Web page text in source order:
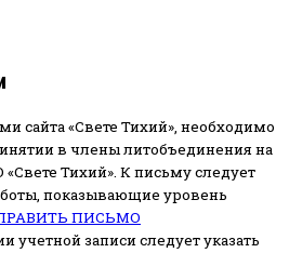
сайта «Свете Тихий», необходимо
в члены литобъединения на
Тихий». К письму следует
показывающие уровень
ПИСЬМО
учетной записи следует указать